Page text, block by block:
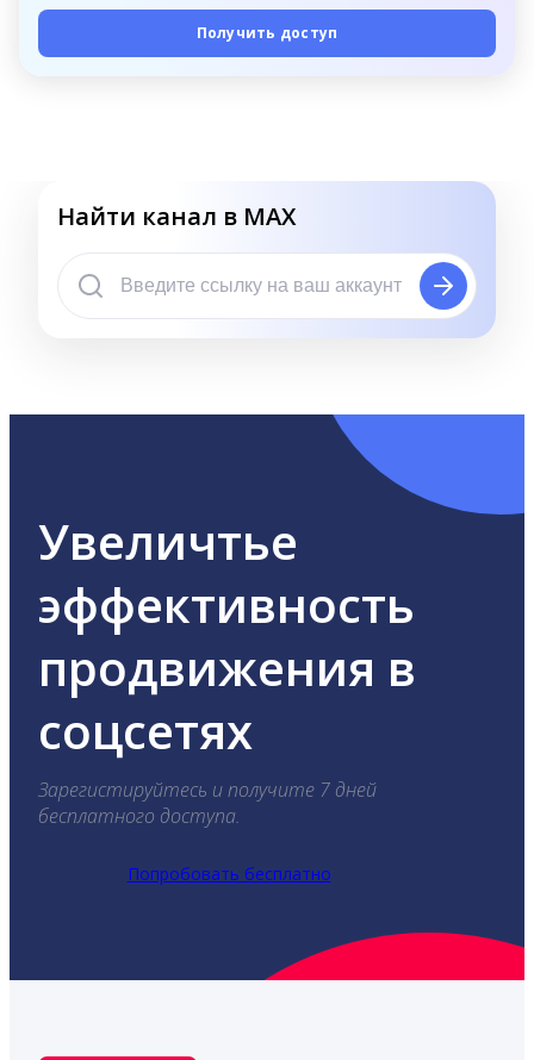
Получить доступ
Найти канал в MAX
Увеличтье
эффективность
продвижения в
соцсетях
Зарегистируйтесь и получите 7 дней
бесплатного доступа.
Попробовать бесплатно